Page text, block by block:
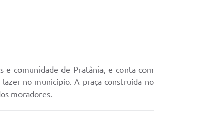
e comunidade de Pratânia, e conta com
no município. A praça construída no
moradores.